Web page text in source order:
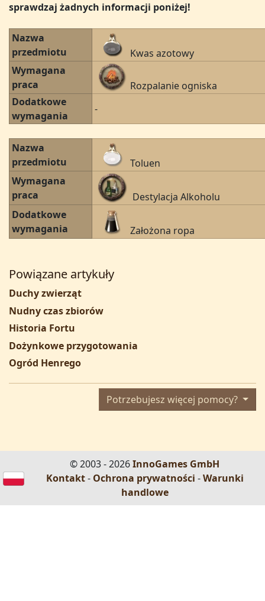
sprawdzaj żadnych informacji poniżej!
Nazwa
przedmiotu
Kwas azotowy
Wymagana
praca
Rozpalanie ogniska
Dodatkowe
wymagania
-
Nazwa
przedmiotu
Toluen
Wymagana
praca
Destylacja Alkoholu
Dodatkowe
wymagania
Założona ropa
Powiązane artykuły
Duchy zwierząt
Nudny czas zbiorów
Historia Fortu
Dożynkowe przygotowania
Ogród Henrego
Potrzebujesz więcej pomocy?
© 2003 - 2026InnoGames GmbH
Kontakt- Ochrona prywatności -Warunki
handlowe